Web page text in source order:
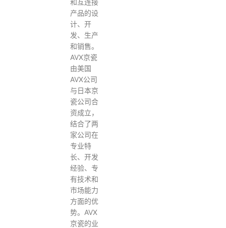
产品的设
计、开
发、生产
和销售。‌
AVX京瓷
由美国
AVX公司
与日本京
瓷公司合
资成立，
结合了两
家公司在
专业特
长、开发
经验、专
有技术和
市场能力
方面的优
势。AVX
京瓷的业